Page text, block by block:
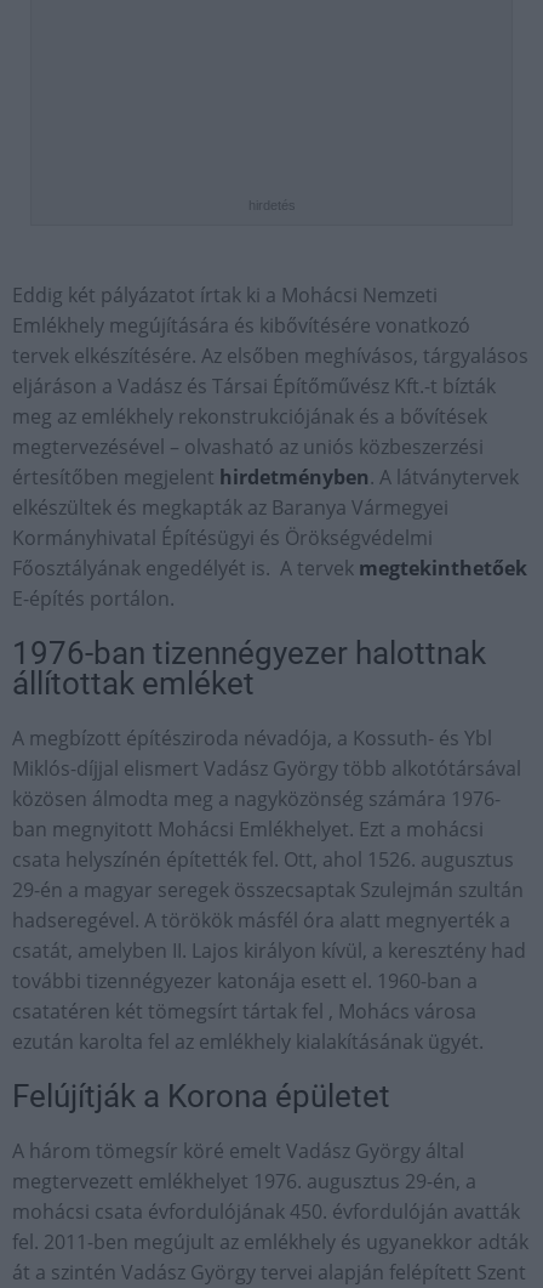
hirdetés
Eddig két pályázatot írtak ki a Mohácsi Nemzeti
Emlékhely megújítására és kibővítésére vonatkozó
tervek elkészítésére. Az elsőben meghívásos, tárgyalásos
eljáráson a Vadász és Társai Építőművész Kft.-t bízták
meg az emlékhely rekonstrukciójának és a bővítések
megtervezésével – olvasható az uniós közbeszerzési
értesítőben megjelent hirdetményben. A látványtervek
elkészültek és megkapták az Baranya Vármegyei
Kormányhivatal Építésügyi és Örökségvédelmi
Főosztályának engedélyét is. A tervek megtekinthetőek
E-építés portálon.
1976-ban tizennégyezer halottnak
állítottak emléket
A megbízott építésziroda névadója, a Kossuth- és Ybl
Miklós-díjjal elismert Vadász György több alkotótársával
közösen álmodta meg a nagyközönség számára 1976-
ban megnyitott Mohácsi Emlékhelyet. Ezt a mohácsi
csata helyszínén építették fel. Ott, ahol 1526. augusztus
29-én a magyar seregek összecsaptak Szulejmán szultán
hadseregével. A törökök másfél óra alatt megnyerték a
csatát, amelyben II. Lajos királyon kívül, a keresztény had
további tizennégyezer katonája esett el. 1960-ban a
csatatéren két tömegsírt tártak fel , Mohács városa
ezután karolta fel az emlékhely kialakításának ügyét.
Felújítják a Korona épületet
A három tömegsír köré emelt Vadász György által
megtervezett emlékhelyet 1976. augusztus 29-én, a
mohácsi csata évfordulójának 450. évfordulóján avatták
fel. 2011-ben megújult az emlékhely és ugyanekkor adták
át a szintén Vadász György tervei alapján felépített Szent